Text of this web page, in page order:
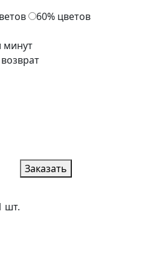
60% цветов
минут
Заказать
шт.